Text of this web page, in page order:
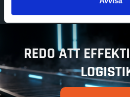
REDO ATT